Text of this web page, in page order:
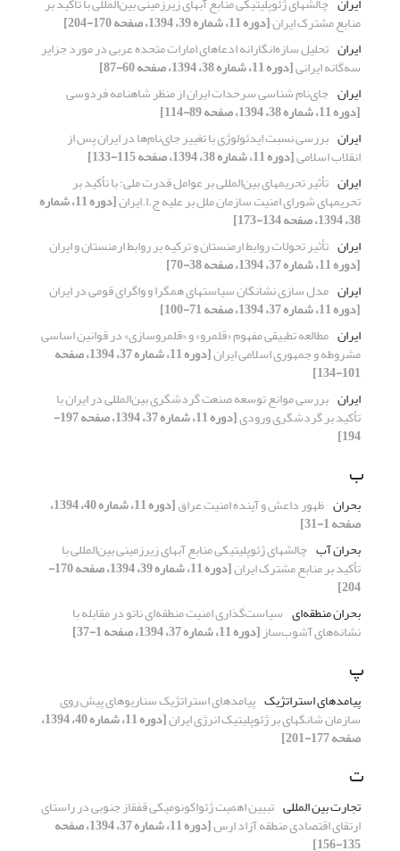
منابع مشترک ایران[دوره 11، شماره 39، 1394، صفحه 170-204]
ایران تحلیل سازه‌انگارانه ادعاهای امارات متحده عربی در مورد جزایر
سه‌گانه ایرانی[دوره 11، شماره 38، 1394، صفحه 60-87]
ایران جای‌نام شناسی سرحدات ایران از منظر شاهنامه فردوسی
[دوره 11، شماره 38، 1394، صفحه 89-114]
ایران بررسی نسبت ایدئولوژی با تغییر جای‌نام‌ها در ایران پس از
انقلاب اسلامی[دوره 11، شماره 38، 1394، صفحه 115-133]
ایران تأثیر تحریمهای بین‌المللی بر عوامل قدرت ملی؛ با تأکید بر
تحریمهای شورای امنیت سازمان ملل بر علیه ج.ا.ایران [دوره 11، شماره
38، 1394، صفحه 134-173]
ایران تأثیر تحولات روابط ارمنستان و ترکیه بر روابط ارمنستان و ایران
[دوره 11، شماره 37، 1394، صفحه 38-70]
ایران مدل سازی نشانگان سیاستهای همگرا و واگرای قومی در ایران
[دوره 11، شماره 37، 1394، صفحه 71-100]
ایران مطالعه تطبیقی مفهوم «قلمرو» و «قلمروسازی» در قوانین اساسی
مشروطه و جمهوری اسلامی ایران [دوره 11، شماره 37، 1394، صفحه
101-134]
ایران بررسی موانع توسعه صنعت گردشگری بین‌المللی در ایران با
تأکید بر گردشگری ورودی [دوره 11، شماره 37، 1394، صفحه 197-
194]
ب
بحران ظهور داعش و آینده امنیت عراق [دوره 11، شماره 40، 1394،
صفحه 1-31]
بحران آب چالشهای ژئوپلیتیکی منابع آبهای زیرزمینی بین‌المللی با
تأکید بر منابع مشترک ایران [دوره 11، شماره 39، 1394، صفحه 170-
204]
بحران منطقه‌ای سیاست‌گذاری امنیت منطقه‌ای ناتو در مقابله با
نشانه‌های آشوب‌ساز[دوره 11، شماره 37، 1394، صفحه 1-37]
پ
پیامدهای استراتژیک پیامدهای استراتژیک سناریوهای پیش روی
سازمان شانگهای بر ژئوپلیتیک انرژی ایران [دوره 11، شماره 40، 1394،
صفحه 177-201]
ت
تجارت بین المللی تبیین اهمیت ژئواکونومیکی قفقاز جنوبی در راستای
ارتقای اقتصادی منطقه آزاد ارس [دوره 11، شماره 37، 1394، صفحه
135-156]